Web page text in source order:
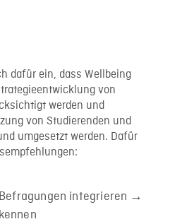
dafür ein, dass Wellbeing
von
werden und
von Studierenden und
umgesetzt werden. Dafür
integrieren →